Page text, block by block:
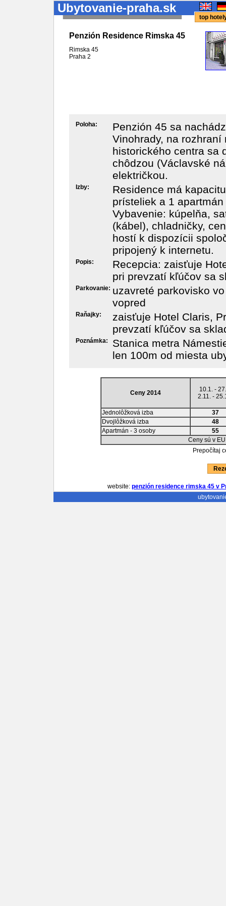
Ubytovanie-praha.sk
top
Penzión Residence Rimska 45
Rimska 45
Praha 2
Poloha:
Penzión 45 sa
Vinohrady, na
historického centra sa
chôdzou (Václavské
električkou.
Izby:
Residence má
prísteliek a 1
Vybavenie: kúpelňa,
(kábel), chladničky,
hostí k dispozícii
pripojený k internetu.
Popis:
Recepcia: zaisťuje
pri prevzatí kľúčov sa
Parkovanie: uzavreté parkovisko
vopred
Raňajky:
zaisťuje Hotel Claris,
prevzatí kľúčov sa
Poznámka:
Stanica metra
len 100m od miesta
Ceny 2014
10.1. -
2.11. -
Jednolôžková izba
37
Dvojlôžková izba
48
Apartmán - 3 osoby
55
Ceny sú v
Prepočítaj
website: penzión residence rimska 45 v